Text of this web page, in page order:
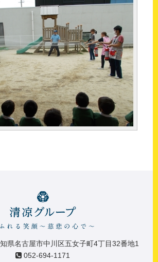
県名古屋市中川区五女子町4丁目32番地1
052-694-1171